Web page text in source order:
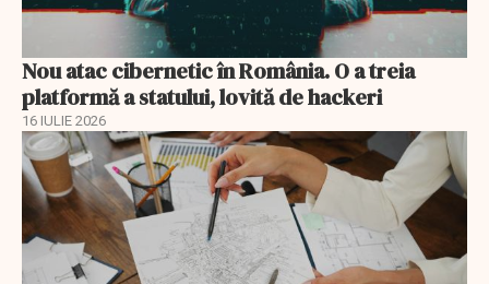
Nou atac cibernetic în România. O a treia
platformă a statului, lovită de hackeri
16 IULIE 2026